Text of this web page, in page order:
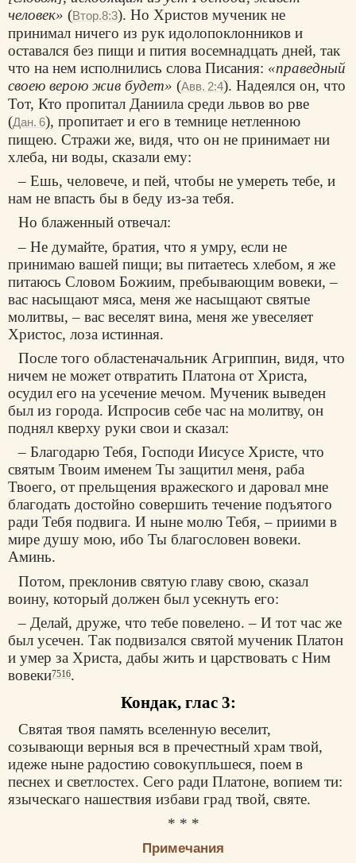
человек» (Втор.8:3). Но Христов мученик не
принимал ничего из рук идолопоклонников и
оставался без пищи и пития восемнадцать дней, так
что на нем исполнились слова Писания: «праведный
своею верою жив будет» (Авв. 2:4). Надеялся он, что
Тот, Кто пропитал Даниила среди львов во рве
(Дан. 6), пропитает и его в темнице нетленною
пищею. Стражи же, видя, что он не принимает ни
хлеба, ни воды, сказали ему:
– Ешь, человече, и пей, чтобы не умереть тебе, и
нам не впасть бы в беду из-за тебя.
Но блаженный отвечал:
– Не думайте, братия, что я умру, если не
принимаю вашей пищи; вы питаетесь хлебом, я же
питаюсь Словом Божиим, пребывающим вовеки, –
вас насыщают мяса, меня же насыщают святые
молитвы, – вас веселят вина, меня же увеселяет
Христос, лоза истинная.
После того областеначальник Агриппин, видя, что
ничем не может отвратить Платона от Христа,
осудил его на усечение мечом. Мученик выведен
был из города. Испросив себе час на молитву, он
поднял кверху руки свои и сказал:
– Благодарю Тебя, Господи Иисусе Христе, что
святым Твоим именем Ты защитил меня, раба
Твоего, от прельщения вражеского и даровал мне
благодать достойно совершить течение подъятого
ради Тебя подвига. И ныне молю Тебя, – приими в
мире душу мою, ибо Ты благословен вовеки.
Аминь.
Потом, преклонив святую главу свою, сказал
воину, который должен был усекнуть его:
– Делай, друже, что тебе повелено. – И тот час же
был усечен. Так подвизался святой мученик Платон
и умер за Христа, дабы жить и царствовать с Ним
вовеки7516.
Кондак, глас 3:
Святая твоя память вселенную веселит,
созывающи верныя вся в пречестный храм твой,
идеже ныне радостию совокупльшеся, поем в
песнех и светлостех. Сего ради Платоне, вопием ти:
языческаго нашествия избави град твой, святе.
* * *
Примечания